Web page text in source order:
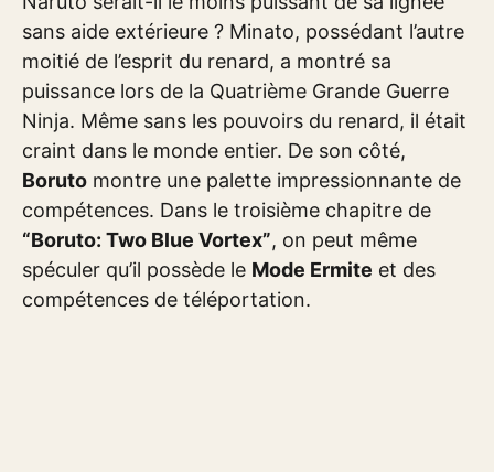
sans aide extérieure ? Minato, possédant l’autre
moitié de l’esprit du renard, a montré sa
puissance lors de la Quatrième Grande Guerre
Ninja. Même sans les pouvoirs du renard, il était
craint dans le monde entier. De son côté,
Boruto montre une palette impressionnante de
compétences. Dans le troisième chapitre de
“Boruto: Two Blue Vortex”, on peut même
spéculer qu’il possède le Mode Ermite et des
compétences de téléportation.